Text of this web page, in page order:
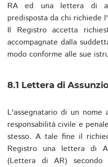
RA ed una lettera di
predisposta da chi richiede
Il Registro accetta
accompagnate dalla
modo conforme alle sue
8.1 Lettera di
L'assegnatario di un nome
responsabilità civile e
stesso. A tale fine il
Registro una lettera di
(Lettera di AR) secondo